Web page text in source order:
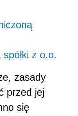
z o.o.
zasady
przed jej
się